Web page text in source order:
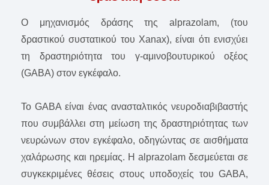
Ο μηχανισμός δράσης της alprazolam, (του
δραστικού συστατικού του Xanax), είναι ότι ενισχύει
τη δραστηριότητα του γ-αμινοβουτυρικού οξέος
(GABA) στον εγκέφαλο.
Το GABA είναι ένας ανασταλτικός νευροδιαβιβαστής
που συμβάλλει στη μείωση της δραστηριότητας των
νευρώνων στον εγκέφαλο, οδηγώντας σε αισθήματα
χαλάρωσης και ηρεμίας. Η alprazolam δεσμεύεται σε
συγκεκριμένες θέσεις στους υποδοχείς του GABA,